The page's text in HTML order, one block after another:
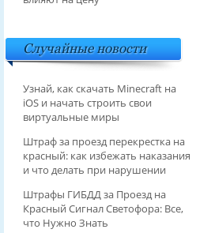
Случайные новости
Узнай, как скачать Minecraft на
iOS и начать строить свои
виртуальные миры
Штраф за проезд перекрестка на
красный: как избежать наказания
и что делать при нарушении
Штрафы ГИБДД за Проезд на
Красный Сигнал Светофора: Все,
что Нужно Знать